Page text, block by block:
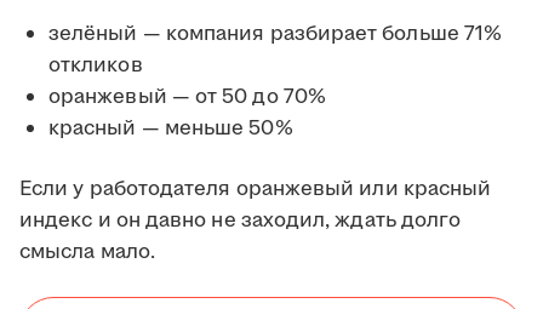
зелёный — компания разбирает больше 71%
откликов
оранжевый — от 50 до 70%
красный — меньше 50%
Если у работодателя оранжевый или красный
индекс и он давно не заходил, ждать долго
смысла мало.